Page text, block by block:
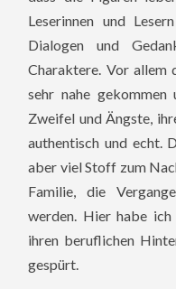
Leserinnen und
Dialogen und
Charaktere. Vor allem
sehr nahe gekommen
Zweifel und Ängste,
authentisch und echt.
aber viel Stoff zum
Familie, die
werden. Hier habe
ihren beruflichen
gespürt.